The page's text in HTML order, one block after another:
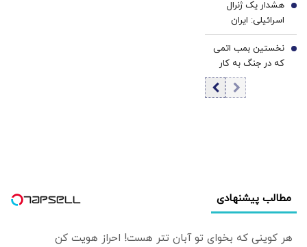
پزشکیان بود، کشور
با مشکلات بزرگی
روبه‌رو می‌شد/ اگر
جلیلی رئیس‌جمهور
می‌شد...
بینی قیمت طلا با
دو اهرم دلار و تنگه
هرمز | شرط
بازگشت خریداران
به بازار
هشدار یک ژنرال
اسرائیلی: ایران
می‌تواند ما را کاملاً
نابود کند
6
نخستین بمب اتمی
که در جنگ به کار
گرفته شد/ وقتی
شهر در دیگ قیر
7
مطالب پیشنهادی
هر کوینی که بخوای تو آبان تتر هست! احراز هویت کن